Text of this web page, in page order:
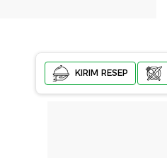
KIRIM RESEP